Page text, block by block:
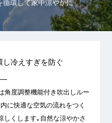
循環して家中涼やかに
し冷えすぎを防ぐ
角度調整機能付き吹出しルー
に快適な空気の流れをつく
しくします｡自然な涼やかさ